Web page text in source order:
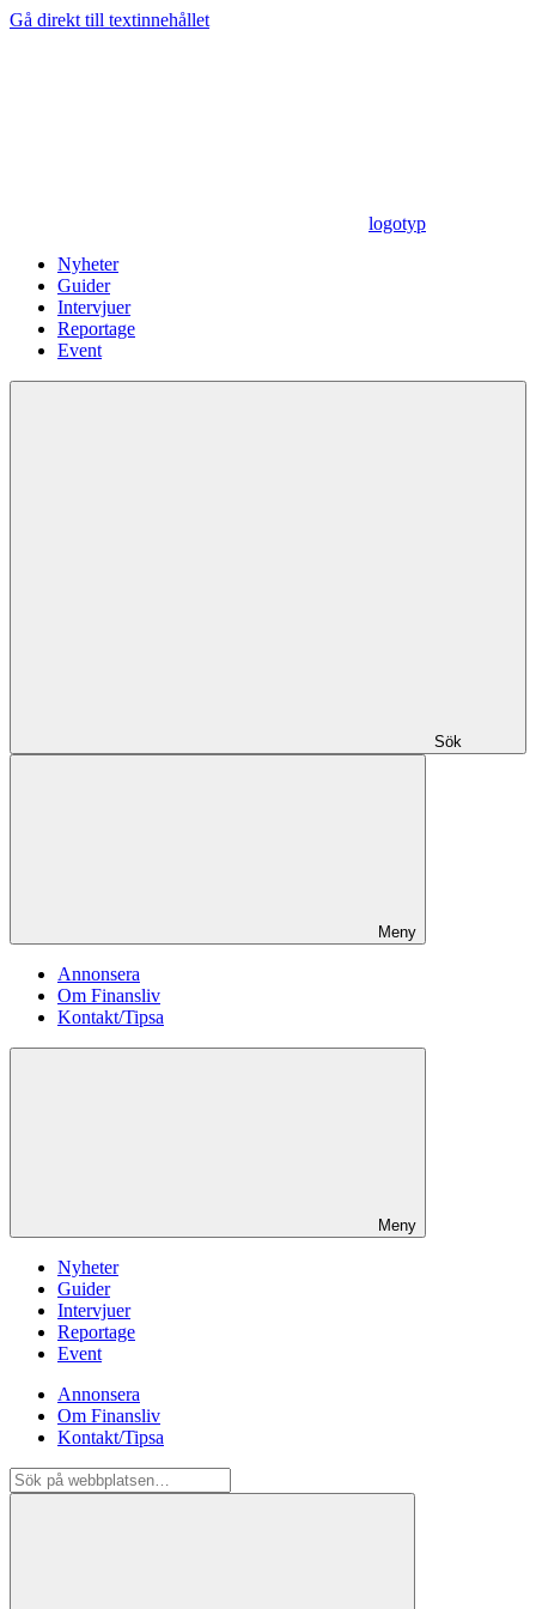
Gå direkt till textinnehållet
logotyp
Nyheter
Guider
Intervjuer
Reportage
Event
Sök
Meny
Annonsera
Om Finansliv
Kontakt/Tipsa
Meny
Nyheter
Guider
Intervjuer
Reportage
Event
Annonsera
Om Finansliv
Kontakt/Tipsa